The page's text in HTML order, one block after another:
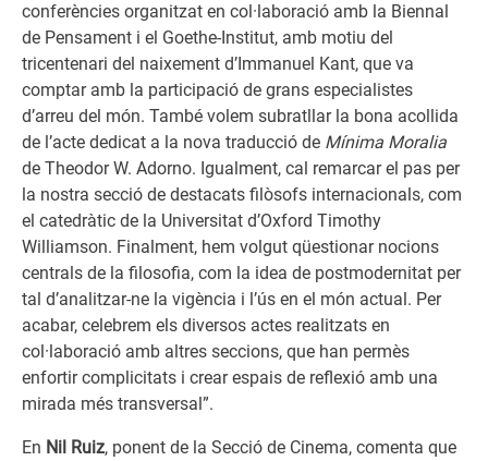
conferències organitzat en col·laboració amb la Biennal
de Pensament i el Goethe-Institut, amb motiu del
tricentenari del naixement d’Immanuel Kant, que va
comptar amb la participació de grans especialistes
d’arreu del món. També volem subratllar la bona acollida
de l’acte dedicat a la nova traducció de Mínima Moralia
de Theodor W. Adorno. Igualment, cal remarcar el pas per
la nostra secció de destacats filòsofs internacionals, com
el catedràtic de la Universitat d’Oxford Timothy
Williamson. Finalment, hem volgut qüestionar nocions
centrals de la filosofia, com la idea de postmodernitat per
tal d’analitzar-ne la vigència i l’ús en el món actual. Per
acabar, celebrem els diversos actes realitzats en
col·laboració amb altres seccions, que han permès
enfortir complicitats i crear espais de reflexió amb una
mirada més transversal”.
En Nil Ruiz, ponent de la Secció de Cinema, comenta que